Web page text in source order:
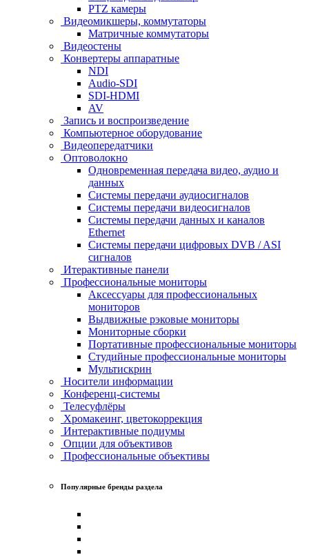
PTZ камеры
Видеомикшеры, коммутаторы
Матричные коммутаторы
Видеостены
Конвертеры аппаратные
NDI
Audio-SDI
SDI-HDMI
AV
Запись и воспроизведение
Компьютерное оборудование
Видеопередатчики
Оптоволокно
Одновременная передача видео, аудио и
данных
Системы передачи аудиосигналов
Системы передачи видеосигналов
Системы передачи данных и каналов
Ethernet
Системы передачи цифровых DVB / ASI
сигналов
Итерактивные панели
Профессиональные мониторы
Аксессуары для профессиональных
мониторов
Выдвижные рэковые мониторы
Мониторные сборки
Портативные профессиональные мониторы
Студийные профессиональные мониторы
Мультискрин
Носители информации
Конференц-системы
Телесуфлёры
Хромакеинг, цветокоррекция
Интерактивные подиумы
Опции для объективов
Профессиональные объективы
Популярные бренды раздела